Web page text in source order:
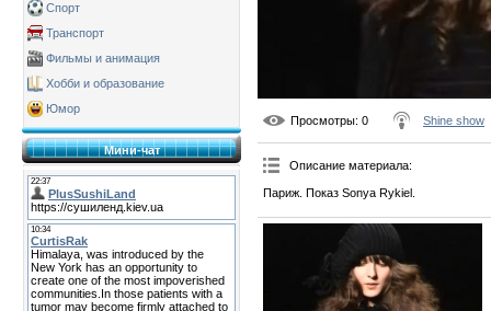
Спорт
Транспорт
Фильмы и анимация
Хобби и образование
Юмор
Мини-чат
Просмотры: 0 Shine show
Описание материала:
Париж. Показ Sonya Rykiel.